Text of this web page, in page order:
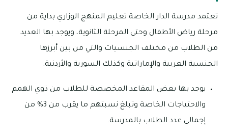
تعتمد مدرسة الدار الخاصة تعليم المنهج الوزاري بداية من
مرحلة رياض الأطفال وحتى المرحلة الثانوية، ويوجد بها العديد
من الطلاب من مختلف الجنسيات والتي من بين أبرزها
الجنسية العربية والإماراتية وكذلك السورية والأردنية.
يوجد بها بعض المقاعد المخصصة للطلاب من ذوي الهمم
والاحتياجات الخاصة وتبلغ نسبتهم ما يقرب من 3% من
إجمالي عدد الطلاب بالمدرسة.